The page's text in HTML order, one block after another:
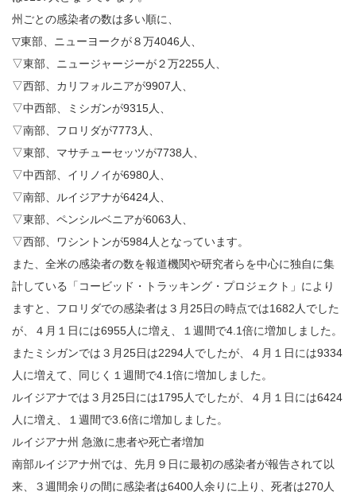
州ごとの感染者の数は多い順に、
▽東部、ニューヨークが８万4046人、
▽東部、ニュージャージーが２万2255人、
▽西部、カリフォルニアが9907人、
▽中西部、ミシガンが9315人、
▽南部、フロリダが7773人、
▽東部、マサチューセッツが7738人、
▽中西部、イリノイが6980人、
▽南部、ルイジアナが6424人、
▽東部、ペンシルベニアが6063人、
▽西部、ワシントンが5984人となっています。
また、全米の感染者の数を報道機関や研究者らを中心に独自に集
計している「コービッド・トラッキング・プロジェクト」により
ますと、フロリダでの感染者は３月25日の時点では1682人でした
が、４月１日には6955人に増え、１週間で4.1倍に増加しました。
またミシガンでは３月25日は2294人でしたが、４月１日には9334
人に増えて、同じく１週間で4.1倍に増加しました。
ルイジアナでは３月25日には1795人でしたが、４月１日には6424
人に増え、１週間で3.6倍に増加しました。
ルイジアナ州 急激に患者や死亡者増加
南部ルイジアナ州では、先月９日に最初の感染者が報告されて以
来、３週間余りの間に感染者は6400人余りに上り、死者は270人